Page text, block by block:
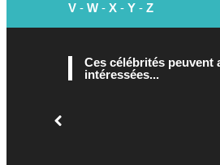
V - W - X - Y - Z
Ces célébrités peuvent
intéressées...